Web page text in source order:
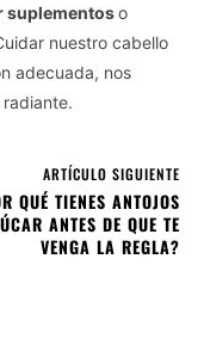
suplementoso
nuestro cabello
adecuada, nos
ARTÍCULO SIGUIENTE
QUÉ TIENES ANTOJOS
ANTES DE QUE TE
VENGA LA REGLA?